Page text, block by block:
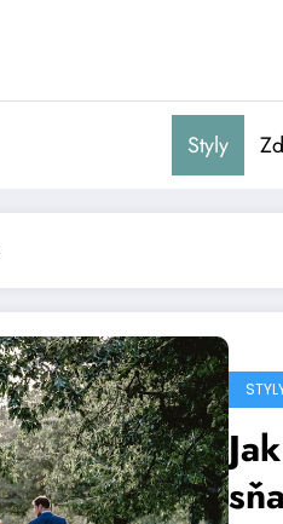
Styly